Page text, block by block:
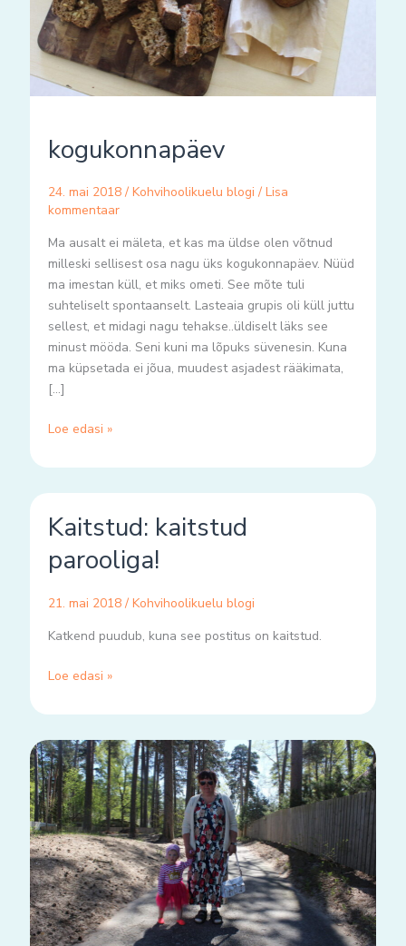
kogukonnapäev
24. mai 2018 / Kohvihoolikuelu blogi / Lisa
kommentaar
Ma ausalt ei mäleta, et kas ma üldse olen võtnud
milleski sellisest osa nagu üks kogukonnapäev. Nüüd
ma imestan küll, et miks ometi. See mõte tuli
suhteliselt spontaanselt. Lasteaia grupis oli küll juttu
sellest, et midagi nagu tehakse..üldiselt läks see
minust mööda. Seni kuni ma lõpuks süvenesin. Kuna
ma küpsetada ei jõua, muudest asjadest rääkimata,
[…]
Loe edasi »
Kaitstud: kaitstud
parooliga!
21. mai 2018 / Kohvihoolikuelu blogi
Katkend puudub, kuna see postitus on kaitstud.
kaitstud
Loe edasi »
parim
kink
on
emotsioon!